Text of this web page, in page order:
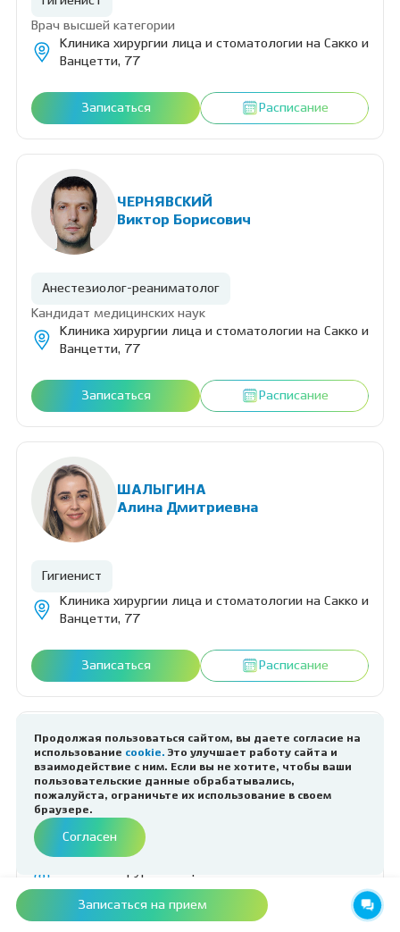
Записаться на прием
Врач высшей категории
Клиника хирургии лица и стоматологии на Сакко и
Ванцетти, 77
Записаться Расписание
ЧЕРНЯВСКИЙ
Виктор Борисович
Анестезиолог-реаниматолог
Кандидат медицинских наук
Клиника хирургии лица и стоматологии на Сакко и
Ванцетти, 77
Записаться Расписание
ШАЛЫГИНА
Алина Дмитриевна
Гигиенист
Клиника хирургии лица и стоматологии на Сакко и
Ванцетти, 77
Записаться Расписание
ШВЕЦ (СЕРГЕЕВА)
Дарья Сергеевна
Врач-стоматолог
Ванцетти, 77
Продолжая пользоваться сайтом, вы даете согласие на
использование cookie. Это улучшает работу сайта и
взаимодействие с ним. Если вы не хотите, чтобы ваши
пользовательские данные обрабатывались,
пожалуйста, ограничьте их использование в своем
браузере.
Согласен